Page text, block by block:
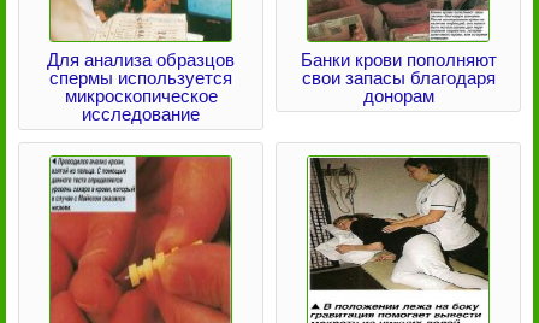
Для анализа образцов
спермы используется
микроскопическое
исследование
Банки крови пополняют
свои запасы благодаря
донорам